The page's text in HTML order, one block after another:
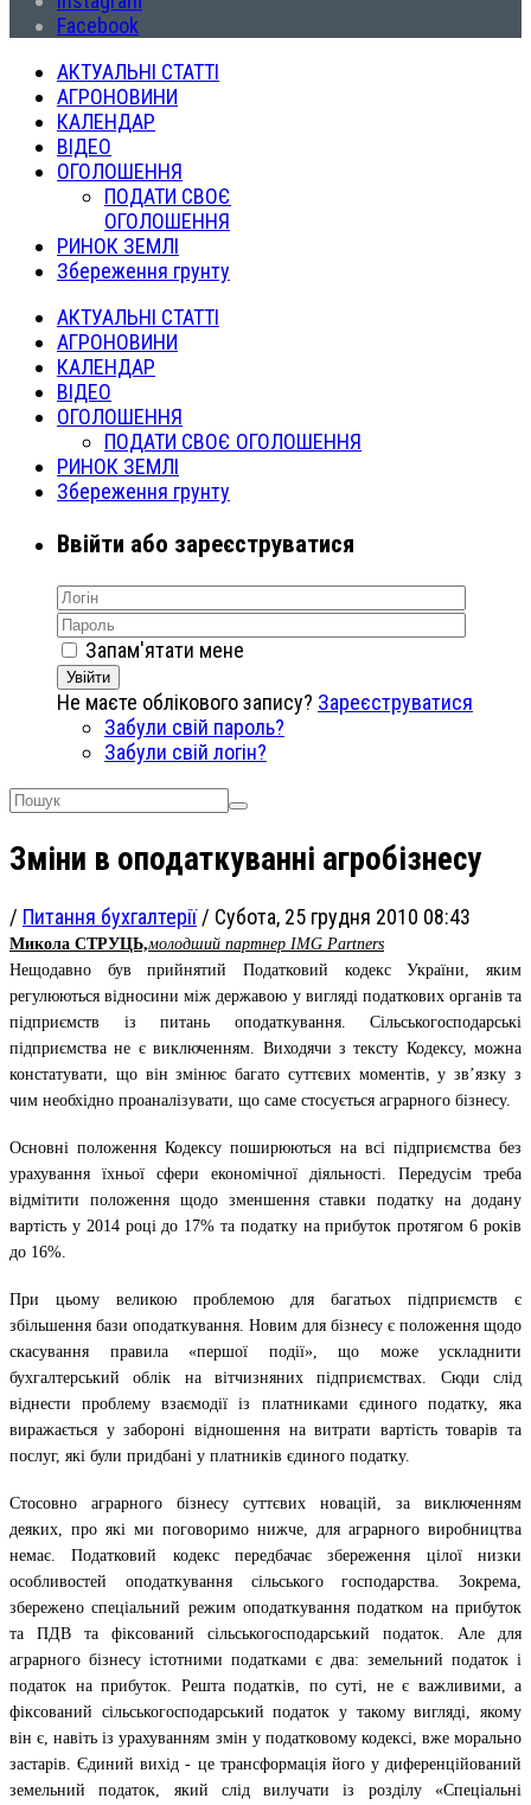
Facebook
АКТУАЛЬНІ СТАТТІ
АГРОНОВИНИ
КАЛЕНДАР
ВІДЕО
ОГОЛОШЕННЯ
ПОДАТИ СВОЄ
ОГОЛОШЕННЯ
РИНОК ЗЕМЛІ
Збереження грунту
АКТУАЛЬНІ СТАТТІ
АГРОНОВИНИ
КАЛЕНДАР
ВІДЕО
ОГОЛОШЕННЯ
ПОДАТИ СВОЄ ОГОЛОШЕННЯ
РИНОК ЗЕМЛІ
Збереження грунту
Ввійти або зареєструватися
Запам'ятати мене
Увійти
Не маєте облікового запису? Зареєструватися
Забули свій пароль?
Забули свій логін?
Зміни в оподаткуванні агробізнесу
/ Питання бухгалтерії / Субота, 25 грудня 2010 08:43
Микола СТРУЦЬ,молодший партнер IMG Partners
Нещодавно був прийнятий Податковий кодекс України, яким
регулюються відносини між державою у вигляді податкових органів та
підприємств із питань оподаткування. Сільськогосподарські
підприємства не є виключенням. Виходячи з тексту Кодексу, можна
констатувати, що він змінює багато суттєвих моментів, у зв’язку з
чим необхідно проаналізувати, що саме стосується аграрного бізнесу.
Основні положення Кодексу поширюються на всі підприємства без
урахування їхньої сфери економічної діяльності. Передусім треба
відмітити положення щодо зменшення ставки податку на додану
вартість у 2014 році до 17% та податку на прибуток протягом 6 років
до 16%.
При цьому великою проблемою для багатьох підприємств є
збільшення бази оподаткування. Новим для бізнесу є положення щодо
скасування правила «першої події», що може ускладнити
бухгалтерський облік на вітчизняних підприємствах. Сюди слід
віднести проблему взаємодії із платниками єдиного податку, яка
виражається у забороні відношення на витрати вартість товарів та
послуг, які були придбані у платників єдиного податку.
Стосовно аграрного бізнесу суттєвих новацій, за виключенням
деяких, про які ми поговоримо нижче, для аграрного виробництва
немає. Податковий кодекс передбачає збереження цілої низки
особливостей оподаткування сільського господарства. Зокрема,
збережено спеціальний режим оподаткування податком на прибуток
та ПДВ та фіксований сільськогосподарський податок. Але для
аграрного бізнесу істотними податками є два: земельний податок і
податок на прибуток. Решта податків, по суті, не є важливими, а
фіксований сільськогосподарський податок у такому вигляді, якому
він є, навіть із урахуванням змін у податковому кодексі, вже морально
застарів. Єдиний вихід - це трансформація його у диференційований
земельний податок, який слід вилучати із розділу «Спеціальні